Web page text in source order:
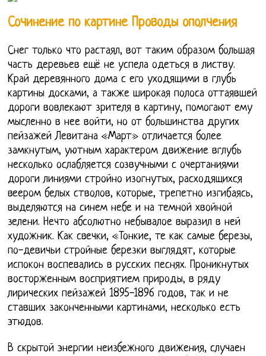
Сочинение по картине Проводы ополчения
Снег только что растаял, вот таким образом большая
часть деревьев ещё не успела одеться в листву.
Край деревянного дома с его уходящими в глубь
картины досками, а также широкая полоса оттаявшей
дороги вовлекают зрителя в картину, помогают ему
мысленно в нее войти, но от большинства других
пейзажей Левитана «Март» отличается более
замкнутым, уютным характером движение вглубь
несколько ослабляется созвучными с очертаниями
дороги линиями стройно изогнутых, расходящихся
веером белых стволов, которые, трепетно изгибаясь,
выделяются на синем небе и на темной хвойной
зелени. Нечто абсолютно небывалое выразил в ней
художник. Как свечки, «Тонкие, те как самые березы,
по-девичьи стройные березки выглядят, которые
испокон воспевались в русских песнях. Проникнутых
восторженным восприятием природы, в ряду
лирических пейзажей 1895-1896 годов, так и не
ставших законченными картинами, несколько есть
этюдов.
В скрытой энергии неизбежного движения, случаен